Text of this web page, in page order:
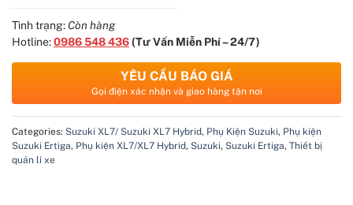
Tình trạng: Còn hàng
Hotline:0986 548 436(Tư Vấn Miễn Phí – 24/7)
YÊU CẦU BÁO GIÁ
Gọi điện xác nhận và giao hàng tận nơi
Categories: Suzuki XL7/ Suzuki XL7 Hybrid, Phụ Kiện Suzuki, Phụ kiện
Suzuki Ertiga, Phụ kiện XL7/XL7 Hybrid, Suzuki, Suzuki Ertiga, Thiết bị
quản lí xe